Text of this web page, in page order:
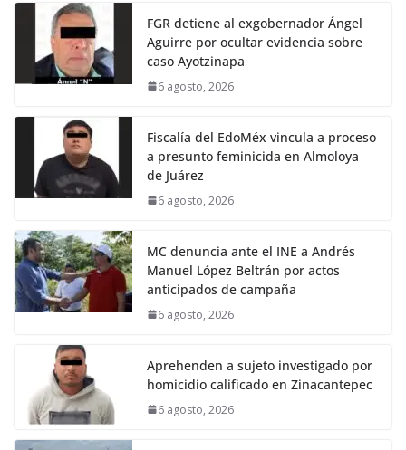
FGR detiene al exgobernador Ángel
Aguirre por ocultar evidencia sobre
caso Ayotzinapa
6 agosto, 2026
Fiscalía del EdoMéx vincula a proceso
a presunto feminicida en Almoloya
de Juárez
6 agosto, 2026
MC denuncia ante el INE a Andrés
Manuel López Beltrán por actos
anticipados de campaña
6 agosto, 2026
Aprehenden a sujeto investigado por
homicidio calificado en Zinacantepec
6 agosto, 2026